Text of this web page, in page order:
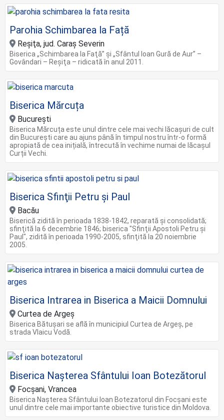
Parohia Schimbarea la Față
Reşiţa, jud. Caraș Severin
Biserica „Schimbarea la Faţă” şi „Sfântul Ioan Gură de Aur” –
Govândari – Reşiţa – ridicată în anul 2011.
Biserica Mărcuța
București
Biserica Mărcuța este unul dintre cele mai vechi lăcașuri de cult
din București care au ajuns până în timpul nostru într-o formă
apropiată de cea inițială, întrecută în vechime numai de lăcașul
Curții Vechi.
Biserica Sfinţii Petru şi Paul
Bacău
Biserică zidită în perioada 1838-1842, reparată şi consolidată;
sfinţită la 6 decembrie 1846; biserica "Sfinţii Apostoli Petru şi
Paul", zidită în perioada 1990-2005, sfinţită la 20 noiembrie
2005.
Biserica Intrarea in Biserica a Maicii Domnului
Curtea de Argeș
Biserica Bătușari se află în municipiul Curtea de Argeș, pe
strada Vlaicu Vodă.
Biserica Nașterea Sfântului Ioan Botezătorul
Focșani, Vrancea
Biserica Nașterea Sfântului Ioan Botezatorul din Focșani este
unul dintre cele mai importante obiective turistice din Moldova.